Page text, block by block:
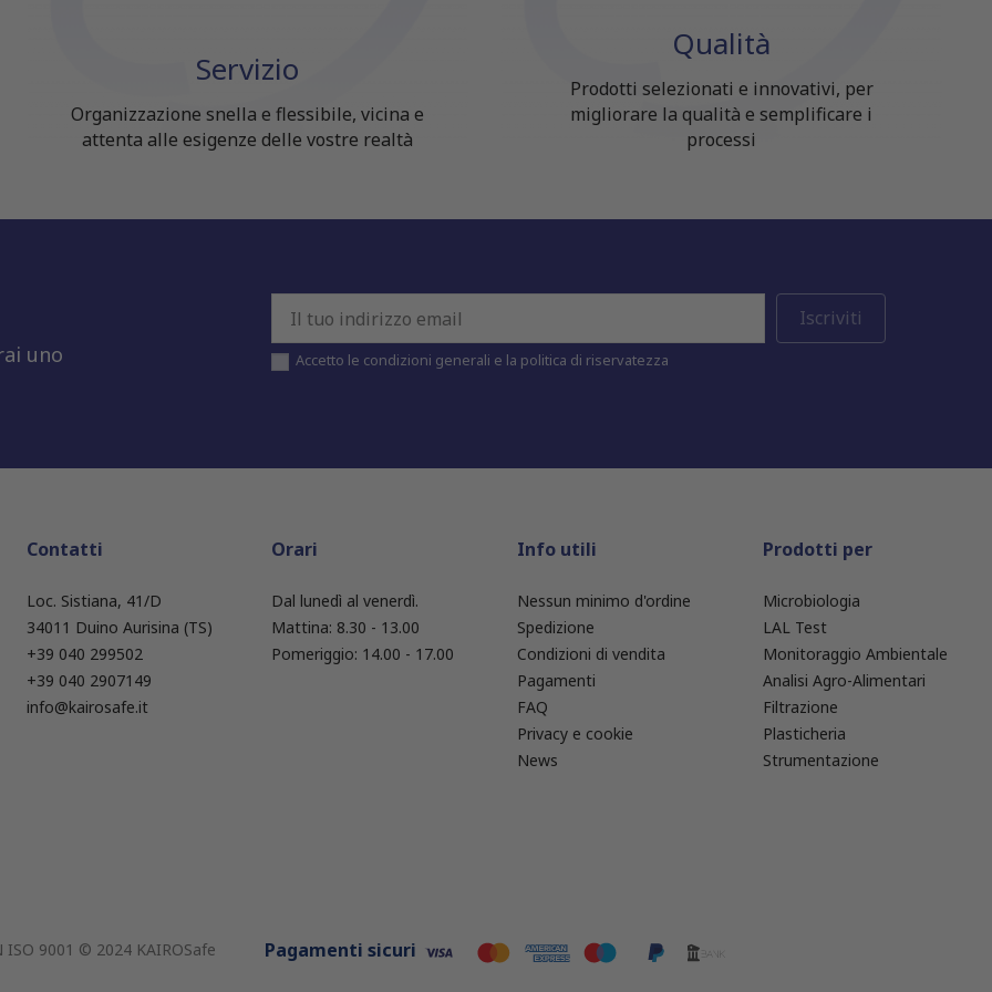
Servizio
Organizzazione snella e flessibile, vicina e
attenta alle esigenze delle vostre realtà
Qualità
Prodotti selezionati e innovativi, per
migliorare la qualità e semplificare i
processi
uno Accetto le condizioni generali e la politica di riservatezza
Contatti
Loc. Sistiana, 41/D
34011 Duino Aurisina (TS)
+39 040 299502
+39 040 2907149
info@kairosafe.it
Orari
Dal lunedì al venerdì.
Mattina: 8.30 - 13.00
Pomeriggio: 14.00 - 17.00
Info utili
Nessun minimo d'ordine
Spedizione
Condizioni di vendita
Pagamenti
FAQ
Privacy e cookie
News
Prodotti per
Microbiologia
LAL Test
Monitoraggio Ambientale
Analisi Agro-Alimentari
Filtrazione
Plasticheria
Strumentazione
9001 © 2024 KAIROSafe Pagamenti sicuri